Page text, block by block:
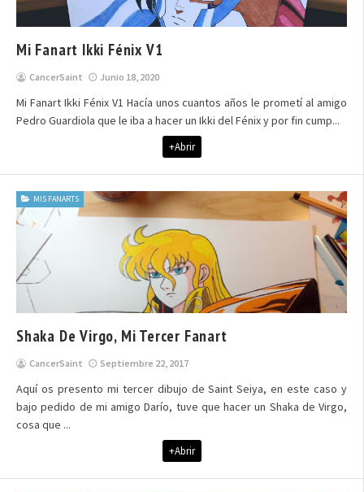
Mi Fanart Ikki Fénix V1
CancerSaint Junio 18, 2020
Mi Fanart Ikki Fénix V1 Hacía unos cuantos años le prometí al amigo
Pedro Guardiola que le iba a hacer un Ikki del Fénix y por fin cump...
+Abrir
MIS FANARTS
Shaka De Virgo, Mi Tercer Fanart
CancerSaint Septiembre 22, 2017
Aquí os presento mi tercer dibujo de Saint Seiya, en este caso y
bajo pedido de mi amigo Darío, tuve que hacer un Shaka de Virgo,
cosa que ...
+Abrir